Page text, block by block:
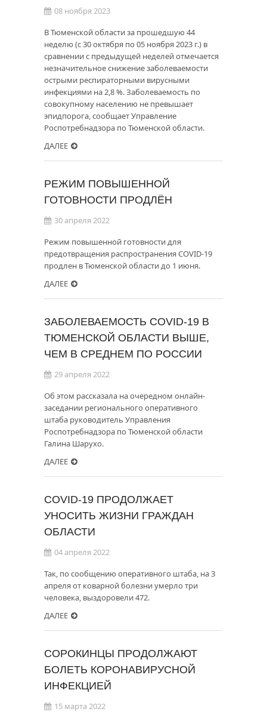
08 ноября 2023
В Тюменской области за прошедшую 44
неделю (с 30 октября по 05 ноября 2023 г.) в
сравнении с предыдущей неделей отмечается
незначительное снижение заболеваемости
острыми респираторными вирусными
инфекциями на 2,8 %. Заболеваемость по
совокупному населению не превышает
эпидпорога, сообщает Управление
Роспотребнадзора по Тюменской области.
ДАЛЕЕ
РЕЖИМ ПОВЫШЕННОЙ
ГОТОВНОСТИ ПРОДЛЁН
30 апреля 2022
Режим повышенной готовности для
предотвращения распространения COVID-19
продлен в Тюменской области до 1 июня.
ДАЛЕЕ
ЗАБОЛЕВАЕМОСТЬ COVID-19 В
ТЮМЕНСКОЙ ОБЛАСТИ ВЫШЕ,
ЧЕМ В СРЕДНЕМ ПО РОССИИ
29 апреля 2022
Об этом рассказала на очередном онлайн-
заседании регионального оперативного
штаба руководитель Управления
Роспотребнадзора по Тюменской области
Галина Шарухо.
ДАЛЕЕ
COVID-19 ПРОДОЛЖАЕТ
УНОСИТЬ ЖИЗНИ ГРАЖДАН
ОБЛАСТИ
04 апреля 2022
Так, по сообщению оперативного штаба, на 3
апреля от коварной болезни умерло три
человека, выздоровели 472.
ДАЛЕЕ
СОРОКИНЦЫ ПРОДОЛЖАЮТ
БОЛЕТЬ КОРОНАВИРУСНОЙ
ИНФЕКЦИЕЙ
15 марта 2022